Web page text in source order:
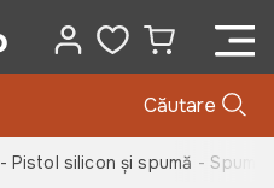
Căutare
- Pistol silicon și spumă - Spuma